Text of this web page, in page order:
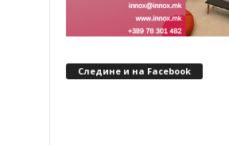
Следине и на Facebook